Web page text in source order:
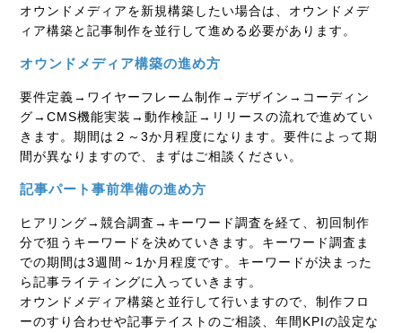
オウンドメディアを新規構築したい場合は、オウンドメデ
ィア構築と記事制作を並行して進める必要があります。
オウンドメディア構築の進め方
要件定義→ワイヤーフレーム制作→デザイン→コーディン
グ→CMS機能実装→動作検証→リリースの流れで進めてい
きます。期間は２～3か月程度になります。要件によって期
間が異なりますので、まずはご相談ください。
記事パート事前準備の進め方
ヒアリング→競合調査→キーワード調査を経て、初回制作
分で狙うキーワードを決めていきます。キーワード調査ま
での期間は3週間～ 1か月程度です。キーワードが決まった
ら記事ライティングに入っていきます。
オウンドメディア構築と並行して行いますので、制作フロ
ーのすり合わせや記事テイストのご相談、年間 KPIの設定な